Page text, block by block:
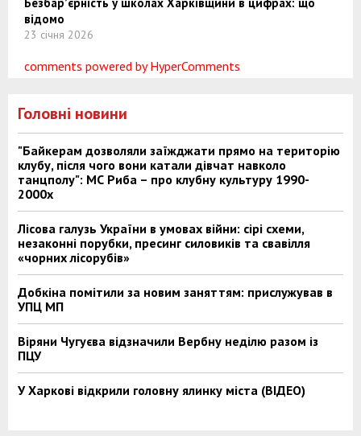
відомо
23 січня 2026
comments powered by HyperComments
Головні новини
"Байкерам дозволяли заїжджати прямо на територію
клубу, після чого вони катали дівчат навколо
танцполу": МС Риба – про клубну культуру 1990-
2000х
Лісова галузь України в умовах війни: сірі схеми,
незаконні порубки, пресинг силовиків та свавілля
«чорних лісорубів»
Добкіна помітили за новим заняттям: прислужував в
УПЦ МП
Віряни Чугуєва відзначили Вербну неділю разом із
ПЦУ
У Харкові відкрили головну ялинку міста (ВІДЕО)